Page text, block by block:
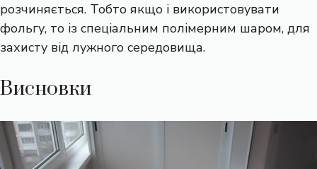
розчиняється. Тобто якщо і використовувати
фольгу, то із спеціальним полімерним шаром, для
захисту від лужного середовища.
Висновки